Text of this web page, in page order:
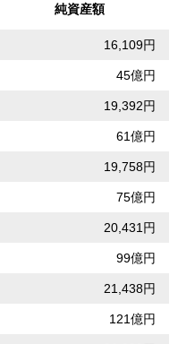
純資産額
16,109円
45億円
19,392円
61億円
19,758円
75億円
20,431円
99億円
21,438円
121億円